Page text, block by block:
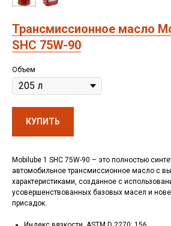
Трансмиссионное масло
SHC 75W-90
Объем
КУПИТЬ
Mobilube 1 SHC 75W-90 – это полностью
автомобильное трансмиссионное масло с
характеристиками, созданное с
усовершенствованных базовых масел и
присадок.